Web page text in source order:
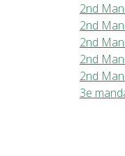
2nd
2nd
2nd
2nd
2nd
3e